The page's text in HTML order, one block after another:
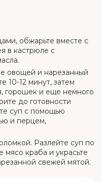
обжарьте вместе с
в кастрюле с
овощей и нарезанный
10-12 минут, затем
горошек и еще немного
до готовности
суп с помощью
и перцем,
Разлейте суп по
мясо краба и украсьте
свежей мятой.